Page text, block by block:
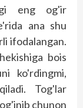
eng og'ir
ana shu
ifodalangan.
bois
ko'rdingmi,
Tog'lar
chunon